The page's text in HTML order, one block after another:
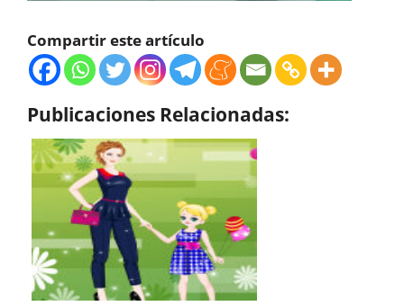
Compartir este artículo
Publicaciones Relacionadas: